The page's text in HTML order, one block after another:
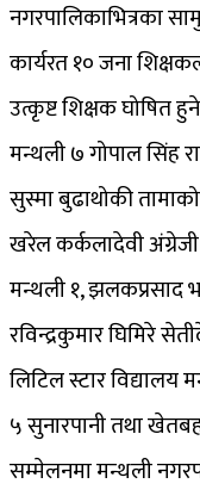
नगरपालिकाभित्रका
कार्यरत १० जना
उत्कृष्ट शिक्षक घोषित
मन्थली ७ गोपाल सिंह
सुस्मा बुढाथोकी
खरेल कर्कलादेवी
मन्थली १, झलकप्रसाद
रविन्द्रकुमार घिमिरे
लिटिल स्टार
५ सुनारपानी तथा
सम्मेलनमा मन्थली